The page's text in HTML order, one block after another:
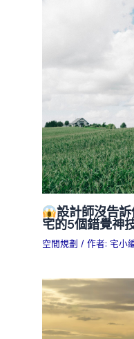
設計師沒告
宅的5個錯覺神
空間規劃 / 作者: 宅小